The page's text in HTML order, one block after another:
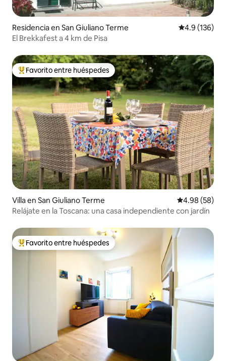
Residencia en San Giuliano Terme Calificación
4.9 (136)
El Brekkafest a 4 km de Pisa
De los mejores en Favorito entre huéspedes
Favorito entre huéspedes
Villa en San Giuliano Terme Calificación
4.98 (58)
Relájate en la Toscana: una casa independiente con jardín
De los mejores en Favorito entre huéspedes
Favorito entre huéspedes